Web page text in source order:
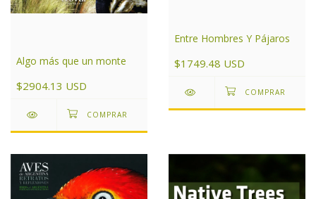
Algo más que un monte
$2904.13 USD
Entre Hombres Y Pájaros
$1749.48 USD